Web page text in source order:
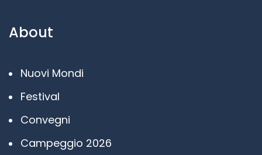
About
Nuovi Mondi
Festival
Convegni
Campeggio 2026